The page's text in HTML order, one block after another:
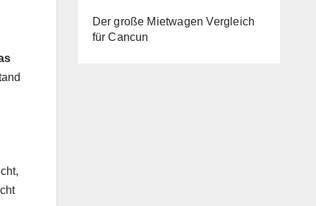
Der große Mietwagen Vergleich
für Cancun